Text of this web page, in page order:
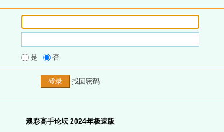
是 否
找回密码
澳彩高手论坛 2024年极速版